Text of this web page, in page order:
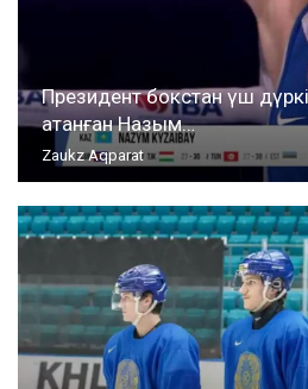
Президент бокстан үш
атанған Назым…
Zaukz Aqparat